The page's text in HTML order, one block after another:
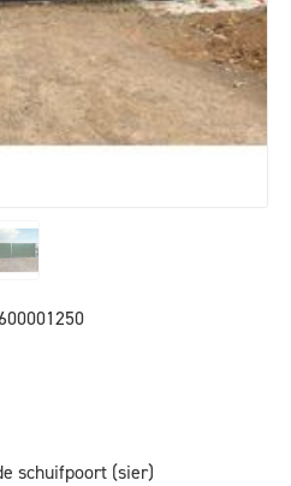
schuifpoort (sier)